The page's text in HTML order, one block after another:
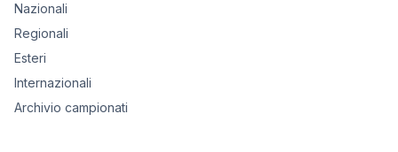
Nazionali
Regionali
Esteri
Internazionali
Archivio campionati